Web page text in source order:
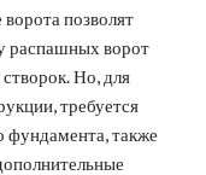
позволят
распашных ворот
Но, для
требуется
фундамента, также